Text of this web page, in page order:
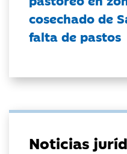
cosechado de
falta de pastos
Noticias